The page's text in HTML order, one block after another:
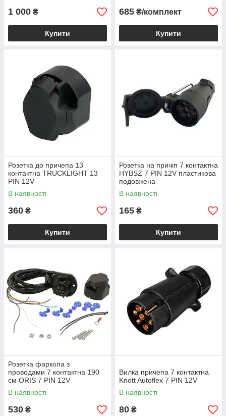
1 000 ₴
Купити
685 ₴/комплект
Купити
Розетка до причепа 13
контактна TRUCKLIGHT 13
PIN 12V
В наявності
360 ₴
Купити
Розетка на причіп 7 контактна
HYBSZ 7 PIN 12V пластикова
подовжена
В наявності
165 ₴
Купити
Розетка фаркопа з
проводами 7 контактна 190
см ORIS 7 PIN 12V
В наявності
530 ₴
Вилка причепа 7 контактна
Knott Autoflex 7 PIN 12V
В наявності
80 ₴